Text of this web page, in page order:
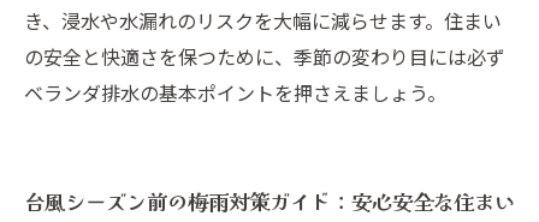
き、浸水や水漏れのリスクを大幅に減らせます。住まい
の安全と快適さを保つために、季節の変わり目には必ず
ベランダ排水の基本ポイントを押さえましょう。
台風シーズン前の梅雨対策ガイド：安心安全な住まい